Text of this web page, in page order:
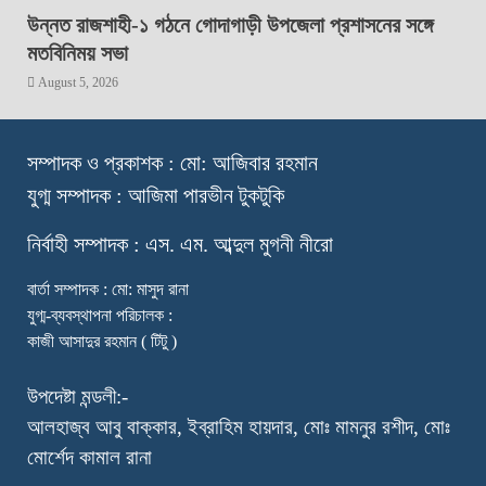
উন্নত রাজশাহী-১ গঠনে গোদাগাড়ী উপজেলা প্রশাসনের সঙ্গে
মতবিনিময় সভা
August 5, 2026
সম্পাদক ও প্রকাশক : মো: আজিবার রহমান
যুগ্ম সম্পাদক : আজিমা পারভীন টুকটুকি
নির্বাহী সম্পাদক : এস. এম. আব্দুল মুগনী নীরো
বার্তা সম্পাদক : মো: মাসুদ রানা
যুগ্ম-ব্যবস্থাপনা পরিচালক :
কাজী আসাদুর রহমান ( টিটু )
উপদেষ্টা মন্ডলী:-
আলহাজ্ব আবু বাক্কার, ইব্রাহিম হায়দার, মোঃ মামনুর রশীদ, মোঃ
মোর্শেদ কামাল রানা